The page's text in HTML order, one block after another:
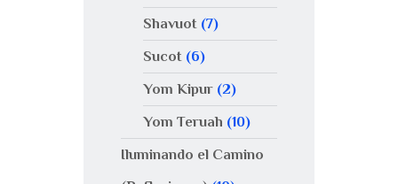
Shavuot(7)
Sucot(6)
Yom Kipur(2)
Yom Teruah (10)
Iluminando el Camino